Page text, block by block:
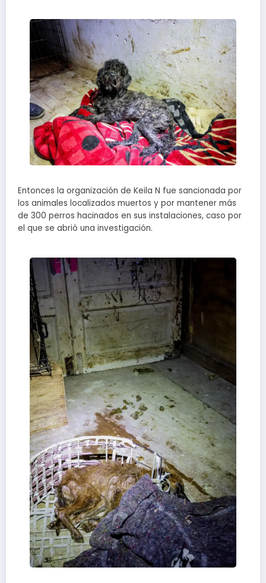
Entonces la organización de Keila N fue sancionada por
los animales localizados muertos y por mantener más
de 300 perros hacinados en sus instalaciones, caso por
el que se abrió una investigación.